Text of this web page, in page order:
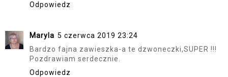
Odpowiedz
Maryla 5 czerwca 2019 23:24
Bardzo fajna zawieszka-a te dzwoneczki,SUPER !!!
Pozdrawiam serdecznie.
Odpowiedz